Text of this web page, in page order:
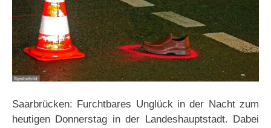
Saarbrücken: Furchtbares Unglück in der Nacht zum
heutigen Donnerstag in der Landeshauptstadt. Dabei